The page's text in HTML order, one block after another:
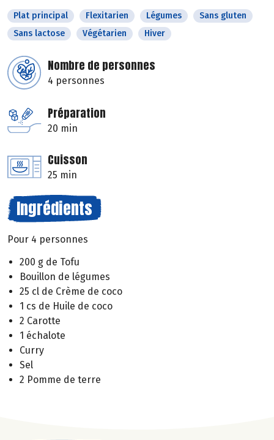
Plat principal Flexitarien Légumes
Sans gluten
Sans lactose
Végétarien Hiver
Nombre de personnes
4 personnes
Préparation
20 min
Cuisson
25 min
Ingrédients
Pour 4 personnes
200 g de Tofu
Bouillon de légumes
25 cl de Crème de coco
1 cs de Huile de coco
2 Carotte
1 échalote
Curry
Sel
2 Pomme de terre